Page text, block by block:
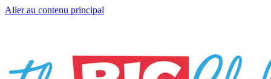
Aller au contenu principal